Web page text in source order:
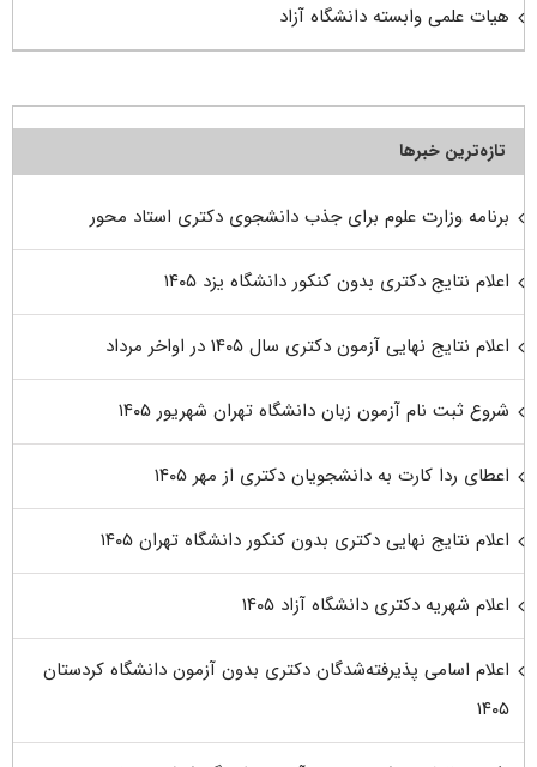
هیات علمی وابسته دانشگاه آزاد
تازه‌ترین خبرها
برنامه وزارت علوم برای جذب دانشجوی دکتری استاد محور
اعلام نتایج دکتری بدون کنکور دانشگاه یزد ۱۴۰۵
اعلام نتایج نهایی آزمون دکتری سال ۱۴۰۵ در اواخر مرداد
شروع ثبت نام آزمون زبان دانشگاه تهران شهریور ۱۴۰۵
اعطای ردا کارت به دانشجویان دکتری از مهر ۱۴۰۵
اعلام نتایج نهایی دکتری بدون کنکور دانشگاه تهران ۱۴۰۵
اعلام شهریه دکتری دانشگاه آزاد ۱۴۰۵
اعلام اسامی پذیرفته‌شدگان دکتری بدون آزمون دانشگاه کردستان
۱۴۰۵